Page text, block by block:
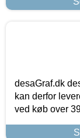
desaGraf.dk
kan derfor
ved køb over